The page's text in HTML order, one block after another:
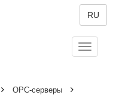
RU
OPC-серверы